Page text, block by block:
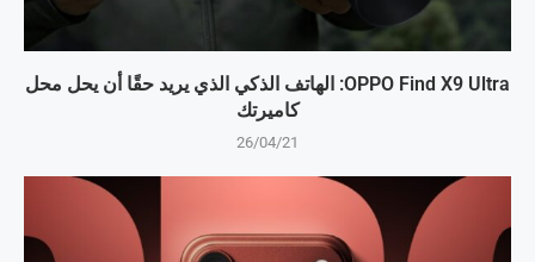
OPPO Find X9 Ultra: الهاتف الذكي الذي يريد حقًا أن يحل محل
كاميرتك
26/04/21